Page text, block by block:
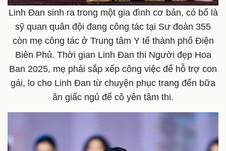
Hồ sơ
E-Magazine
Infographic
Linh Đan sinh ra trong một gia đình cơ bản, có bố là
sỹ quan quân đội đang công tác tại Sư đoàn 355
còn mẹ công tác ở Trung tâm Y tế thành phố Điện
Biên Phủ. Thời gian Linh Đan thi Người đẹp Hoa
Ban 2025, mẹ phải sắp xếp công việc để hỗ trợ con
gái, lo cho Linh Đan từ chuyện phục trang đến bữa
ăn giấc ngủ để cô yên tâm thi.